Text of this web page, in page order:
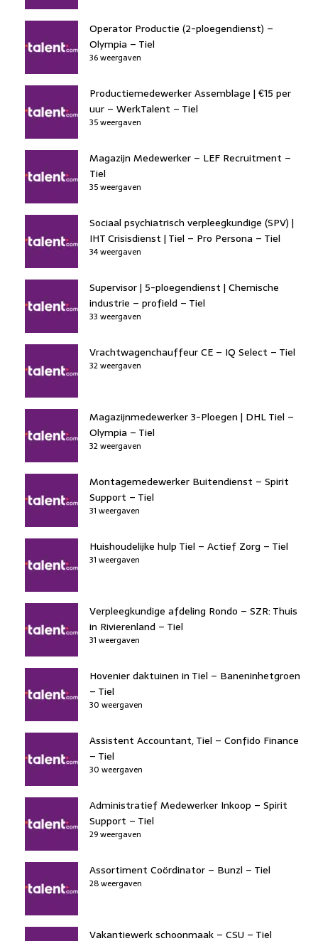
Operator Productie (2-ploegendienst) –
Olympia – Tiel
36 weergaven
Productiemedewerker Assemblage | €15 per
uur – WerkTalent – Tiel
35 weergaven
Magazijn Medewerker – LEF Recruitment –
Tiel
35 weergaven
Sociaal psychiatrisch verpleegkundige (SPV) |
IHT Crisisdienst | Tiel – Pro Persona – Tiel
34 weergaven
Supervisor | 5-ploegendienst | Chemische
industrie – profield – Tiel
33 weergaven
Vrachtwagenchauffeur CE – IQ Select – Tiel
32 weergaven
Magazijnmedewerker 3-Ploegen | DHL Tiel –
Olympia – Tiel
32 weergaven
Montagemedewerker Buitendienst – Spirit
Support – Tiel
31 weergaven
Huishoudelijke hulp Tiel – Actief Zorg – Tiel
31 weergaven
Verpleegkundige afdeling Rondo – SZR: Thuis
in Rivierenland – Tiel
31 weergaven
Hovenier daktuinen in Tiel – Baneninhetgroen
– Tiel
30 weergaven
Assistent Accountant, Tiel – Confido Finance
– Tiel
30 weergaven
Administratief Medewerker Inkoop – Spirit
Support – Tiel
29 weergaven
Assortiment Coördinator – Bunzl – Tiel
28 weergaven
Vakantiewerk schoonmaak – CSU – Tiel